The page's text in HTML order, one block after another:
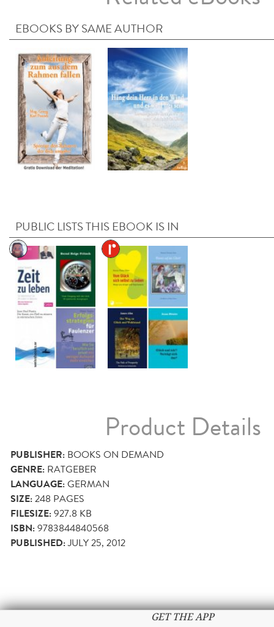
EBOOKS BY SAME AUTHOR
PUBLIC LISTS THIS EBOOK IS IN
Product Details
PUBLISHER: BOOKS ON DEMAND
GENRE: RATGEBER
LANGUAGE:GERMAN
SIZE:248 PAGES
FILESIZE:927.8 KB
ISBN:9783844840568
PUBLISHED:JULY 25, 2012
GET THE APP